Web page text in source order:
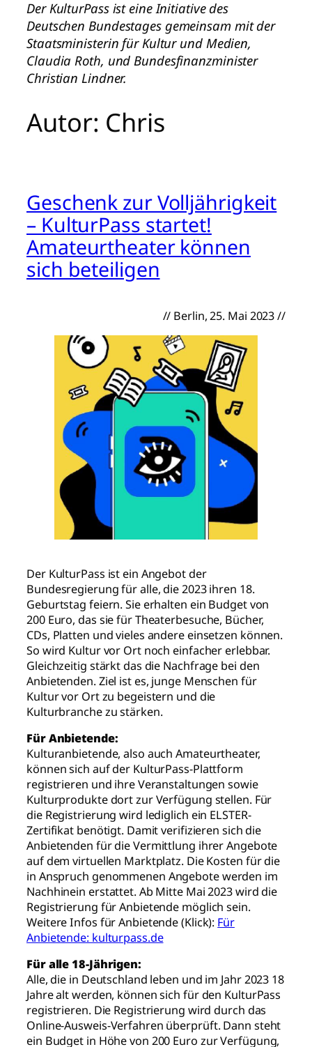
Der KulturPass ist eine Initiative des
Deutschen Bundestages gemeinsam mit der
Staatsministerin für Kultur und Medien,
Claudia Roth, und Bundesfinanzminister
Christian Lindner.
Autor: Chris
Geschenk zur Volljährigkeit
– KulturPass startet!
Amateurtheater können
sich beteiligen
// Berlin, 25. Mai 2023 //
Der KulturPass ist ein Angebot der
Bundesregierung für alle, die 2023 ihren 18.
Geburtstag feiern. Sie erhalten ein Budget von
200 Euro, das sie für Theaterbesuche, Bücher,
CDs, Platten und vieles andere einsetzen können.
So wird Kultur vor Ort noch einfacher erlebbar.
Gleichzeitig stärkt das die Nachfrage bei den
Anbietenden. Ziel ist es, junge Menschen für
Kultur vor Ort zu begeistern und die
Kulturbranche zu stärken.
Für Anbietende:
Kulturanbietende, also auch Amateurtheater,
können sich auf der KulturPass-Plattform
registrieren und ihre Veranstaltungen sowie
Kulturprodukte dort zur Verfügung stellen. Für
die Registrierung wird lediglich ein ELSTER-
Zertifikat benötigt. Damit verifizieren sich die
Anbietenden für die Vermittlung ihrer Angebote
auf dem virtuellen Marktplatz. Die Kosten für die
in Anspruch genommenen Angebote werden im
Nachhinein erstattet. Ab Mitte Mai 2023 wird die
Registrierung für Anbietende möglich sein.
Weitere Infos für Anbietende (Klick): Für
Anbietende: kulturpass.de
Für alle 18-Jährigen:
Alle, die in Deutschland leben und im Jahr 2023 18
Jahre alt werden, können sich für den KulturPass
registrieren. Die Registrierung wird durch das
Online-Ausweis-Verfahren überprüft. Dann steht
ein Budget in Höhe von 200 Euro zur Verfügung,